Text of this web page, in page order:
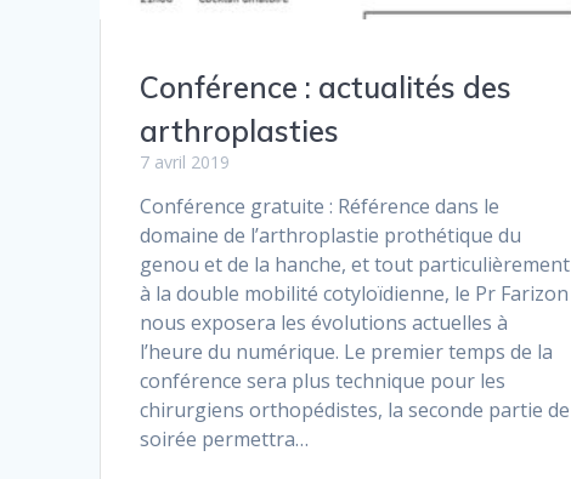
Conférence : actualités des
arthroplasties
7 avril 2019
Conférence gratuite : Référence dans le
domaine de l’arthroplastie prothétique du
genou et de la hanche, et tout particulièrement
à la double mobilité cotyloïdienne, le Pr Farizon
nous exposera les évolutions actuelles à
l’heure du numérique. Le premier temps de la
conférence sera plus technique pour les
chirurgiens orthopédistes, la seconde partie de
soirée permettra…